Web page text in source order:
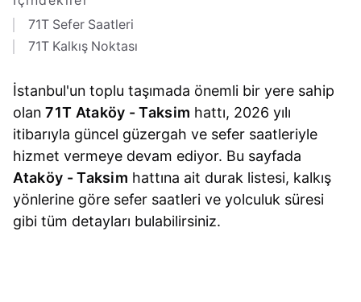
71T Sefer Saatleri
71T Kalkış Noktası
İstanbul'un toplu taşımada önemli bir yere sahip
olan71T Ataköy - Taksim hattı, 2026 yılı
itibarıyla güncel güzergah ve sefer saatleriyle
hizmet vermeye devam ediyor. Bu sayfada
Ataköy - Taksim hattına ait durak listesi, kalkış
yönlerine göre sefer saatleri ve yolculuk süresi
gibi tüm detayları bulabilirsiniz.